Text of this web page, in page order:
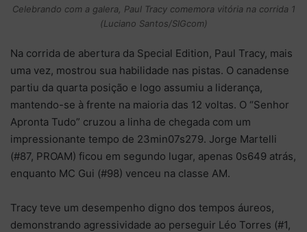
Celebrando com a galera, Paul Tracy comemora vitória na corrida 1
(Luciano Santos/SIGcom)
Na corrida de abertura da Special Edition, Paul Tracy, mais
uma vez, mostrou sua habilidade nas pistas. O canadense
partiu da quarta posição e logo assumiu a liderança,
mantendo-se à frente na maioria das 12 voltas. O “Senhor
Apronta Tudo” cruzou a linha de chegada com um
impressionante tempo de 23min07s279. Jorge Martelli
(#87, PROAM) ficou em segundo lugar, apenas 0s649 atrás,
enquanto MC Gui (#98) venceu na classe AM.
Tracy teve um desempenho digno dos tempos áureos,
demonstrando agressividade ao perseguir Léo Torres (#1,